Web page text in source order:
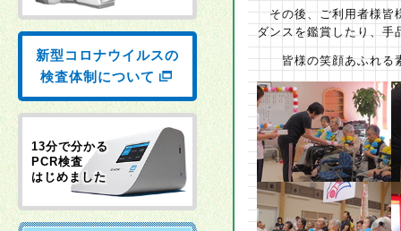
その後、ご利用者様皆
ダンスを鑑賞したり、手
皆様の笑顔あふれる素
新型コロナウイルスの
検査体制について
13分で分かる
PCR検査
はじめました